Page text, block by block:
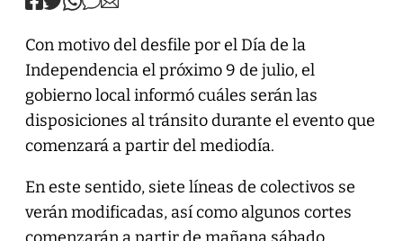
Con motivo del desfile por el Día de la
Independencia el próximo 9 de julio, el
gobierno local informó cuáles serán las
disposiciones al tránsito durante el evento que
comenzará a partir del mediodía.
En este sentido, siete líneas de colectivos se
verán modificadas, así como algunos cortes
comenzarán a partir de mañana sábado.